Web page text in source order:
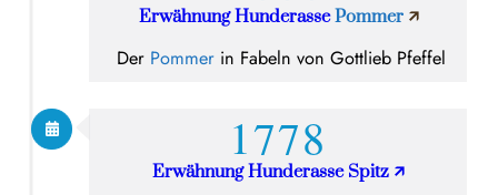
Erwähnung HunderassePommer 🡭
Der Pommerin Fabeln von Gottlieb Pfeffel
1778
Erwähnung Hunderasse Spitz 🡭